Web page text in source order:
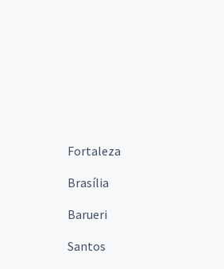
Fortaleza
Brasília
Barueri
Santos